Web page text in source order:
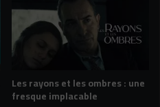
Les rayons et les ombres : une
fresque implacable